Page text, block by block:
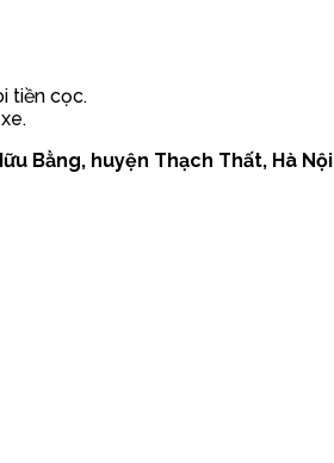
tiền cọc.
Bằng, huyện Thạch Thất, Hà Nội